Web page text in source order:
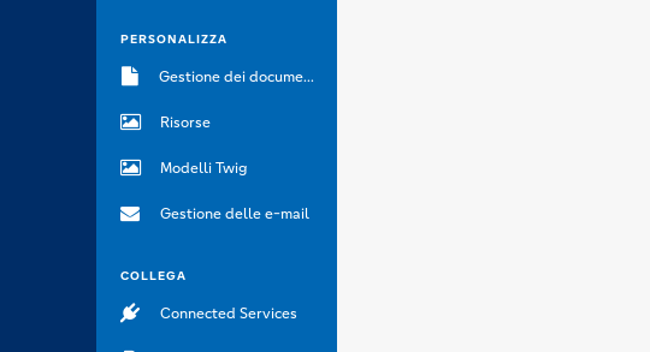
PERSONALIZZA
Gestione dei documenti
Risorse
Modelli Twig
Gestione delle e-mail
COLLEGA
Connected Services